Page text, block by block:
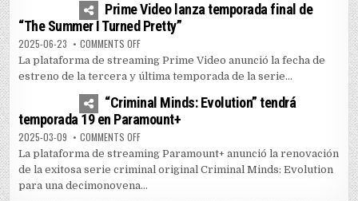
Prime Video lanza temporada final de
“The Summer I Turned Pretty”
2025-06-23 COMMENTS OFFON PRIME VIDEO LANZA TEMPORADA FINAL DE “THE
La plataforma de streaming Prime Video anunció la fecha de
estreno de la tercera y última temporada de la serie...
0 3591
“Criminal Minds: Evolution” tendrá
temporada 19 en Paramount+
2025-03-09 COMMENTS OFFON “CRIMINAL MINDS: EVOLUTION” TENDRÁ
La plataforma de streaming Paramount+ anunció la renovación
de la exitosa serie criminal original Criminal Minds: Evolution
para una decimonovena...